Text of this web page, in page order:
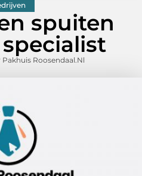
spuiten
Roosendaal.nl